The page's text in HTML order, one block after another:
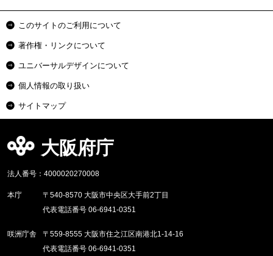
このサイトのご利用について
著作権・リンクについて
ユニバーサルデザインについて
個人情報の取り扱い
サイトマップ
大阪府庁
法人番号：4000020270008
本庁
〒540-8570 大阪市中央区大手前2丁目
代表電話番号 06-6941-0351
咲洲庁舎
〒559-8555 大阪市住之江区南港北1-14-16
代表電話番号 06-6941-0351